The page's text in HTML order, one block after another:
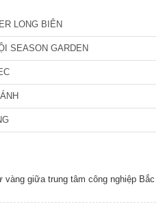
LONG BIÊN
SEASON GARDEN
giữa trung tâm công nghiệp Bắc